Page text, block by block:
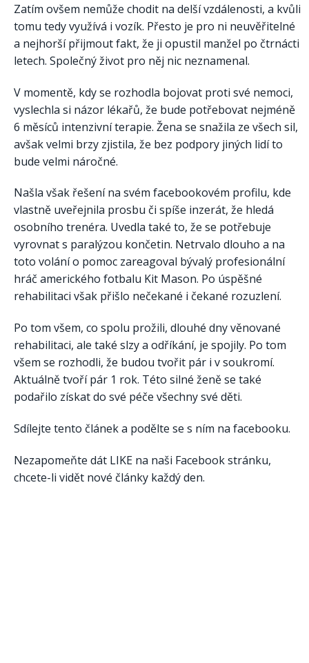
Zatím ovšem nemůže chodit na delší vzdálenosti, a kvůli
tomu tedy využívá i vozík. Přesto je pro ni neuvěřitelné
a nejhorší přijmout fakt, že ji opustil manžel po čtrnácti
letech. Společný život pro něj nic neznamenal.
V momentě, kdy se rozhodla bojovat proti své nemoci,
vyslechla si názor lékařů, že bude potřebovat nejméně
6 měsíců intenzivní terapie. Žena se snažila ze všech sil,
avšak velmi brzy zjistila, že bez podpory jiných lidí to
bude velmi náročné.
Našla však řešení na svém facebookovém profilu, kde
vlastně uveřejnila prosbu či spíše inzerát, že hledá
osobního trenéra. Uvedla také to, že se potřebuje
vyrovnat s paralýzou končetin. Netrvalo dlouho a na
toto volání o pomoc zareagoval bývalý profesionální
hráč amerického fotbalu Kit Mason. Po úspěšné
rehabilitaci však přišlo nečekané i čekané rozuzlení.
Po tom všem, co spolu prožili, dlouhé dny věnované
rehabilitaci, ale také slzy a odříkání, je spojily. Po tom
všem se rozhodli, že budou tvořit pár i v soukromí.
Aktuálně tvoří pár 1 rok. Této silné ženě se také
podařilo získat do své péče všechny své děti.
Sdílejte tento článek a podělte se s ním na facebooku.
Nezapomeňte dát LIKE na naši Facebook stránku,
chcete-li vidět nové články každý den.